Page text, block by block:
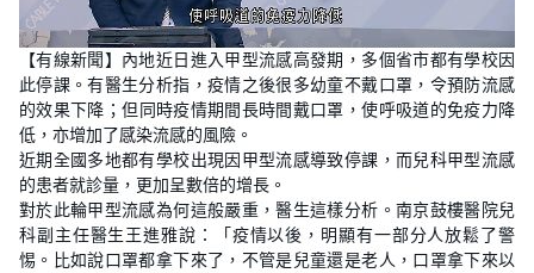
U
n
m
u
t
e
L
o
a
d
e
d
:
2
2
.
3
9
%
【有線新聞】內地近日進入甲型流感高發期，多個省市都有學校因
此停課。有醫生分析指，疫情之後很多幼童不戴口罩，令預防流感
的效果下降；但同時疫情期間長時間戴口罩，使呼吸道的免疫力降
低，亦增加了感染流感的風險。
近期全國多地都有學校出現因甲型流感導致停課，而兒科甲型流感
的患者就診量，更加呈數倍的增長。
對於此輪甲型流感為何這般嚴重，醫生這樣分析。南京鼓樓醫院兒
科副主任醫生王進雅說：「疫情以後，明顯有一部分人放鬆了警
惕。比如說口罩都拿下來了，不管是兒童還是老人，口罩拿下來以